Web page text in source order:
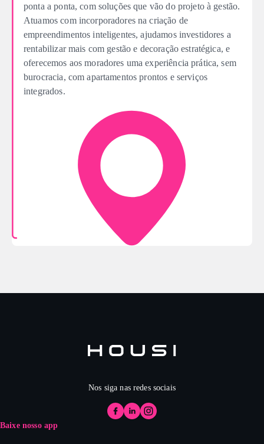
ponta a ponta, com soluções que vão do projeto à gestão.
Atuamos com incorporadores na criação de
empreendimentos inteligentes, ajudamos investidores a
rentabilizar mais com gestão e decoração estratégica, e
oferecemos aos moradores uma experiência prática, sem
burocracia, com apartamentos prontos e serviços
integrados.
Nos siga nas redes sociais
Baixe nosso app